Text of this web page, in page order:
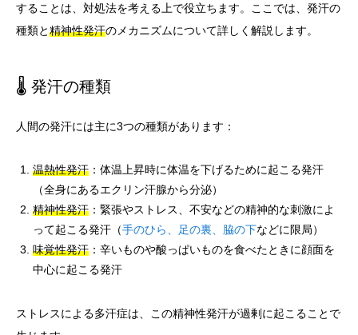
することは、対処法を考える上で役立ちます。ここでは、発汗の
種類と精神性発汗のメカニズムについて詳しく解説します。
🌡️ 発汗の種類
人間の発汗には主に3つの種類があります：
温熱性発汗 ：体温上昇時に体温を下げるために起こる発汗
（全身にあるエクリン汗腺から分泌）
精神性発汗 ：緊張やストレス、不安などの精神的な刺激によ
って起こる発汗（手のひら、足の裏、脇の下などに限局）
味覚性発汗 ：辛いものや酸っぱいものを食べたときに顔面を
中心に起こる発汗
ストレスによる多汗症は、この精神性発汗が過剰に起こることで